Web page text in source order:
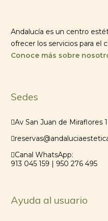
Andalucía es un centro
ofrecer los servicios para el
Conoce más sobre
Sedes
Av San Juan de Miraflores
Canal WhatsApp:
913 045 159 | 950 276 495
Ayuda al usuario